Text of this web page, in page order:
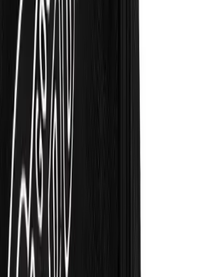
Zarif Tasarım ve Kaliteli
Öne Çıkan Ürünler
sahip, kaliteli malzemelerle üretilmiş
şıklığıyla pratik kullanım ve uzun
kalite ve rahatlık konusunda çeşitli